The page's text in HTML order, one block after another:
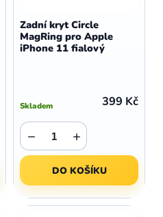
Zadní kryt Circle
MagRing pro Apple
iPhone 11 fialový
Skladem 399 Kč
+
−
DO KOŠÍKU